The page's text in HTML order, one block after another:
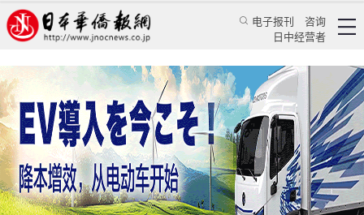
电子报刊
咨询
日中经营者
民国大师留下的精神印痕无法抹去
田文静 华人新闻 文化风采